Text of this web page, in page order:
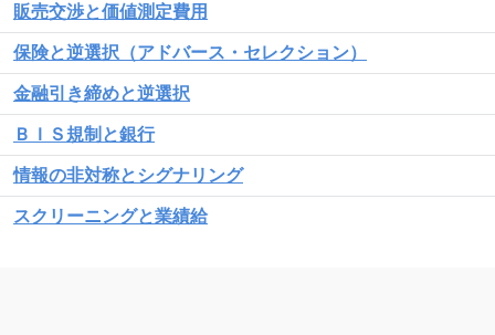
販売交渉と価値測定費用
保険と逆選択（アドバース・セレクション）
金融引き締めと逆選択
ＢＩＳ規制と銀行
情報の非対称とシグナリング
スクリーニングと業績給